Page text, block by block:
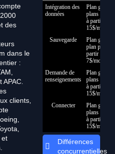
des
dans le
:
APAC.
clients,
et
Intégration des
données
Plan gratuit,
plans
à partir de
15$/mois
Sauvegarde
Plan gratuit,
plan payant
partir de
7$/mois
Demande de
renseignements
Plan gratuit,
plans
à partir de
15$/mois
Connecter
Plan gratuit,
plans
à partir de
15$/mois
Différences
concurrentielles